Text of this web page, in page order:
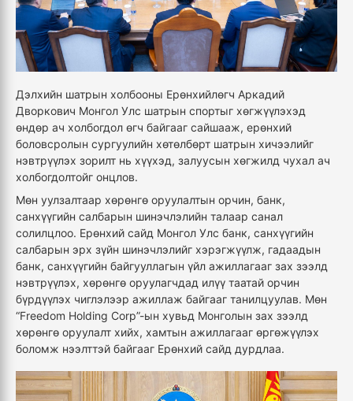
Дэлхийн шатрын холбооны Ерөнхийлөгч Аркадий
Дворкович Монгол Улс шатрын спортыг хөгжүүлэхэд
өндөр ач холбогдол өгч байгааг сайшааж, ерөнхий
боловсролын сургуулийн хөтөлбөрт шатрын хичээлийг
нэвтрүүлэх зорилт нь хүүхэд, залуусын хөгжилд чухал ач
холбогдолтойг онцлов.
Мөн уулзалтаар хөрөнгө оруулалтын орчин, банк,
санхүүгийн салбарын шинэчлэлийн талаар санал
солилцлоо. Ерөнхий сайд Монгол Улс банк, санхүүгийн
салбарын эрх зүйн шинэчлэлийг хэрэгжүүлж, гадаадын
банк, санхүүгийн байгууллагын үйл ажиллагааг зах зээлд
нэвтрүүлэх, хөрөнгө оруулагчдад илүү таатай орчин
бүрдүүлэх чиглэлээр ажиллаж байгааг танилцуулав. Мөн
“Freedom Holding Corp”-ын хувьд Монголын зах зээлд
хөрөнгө оруулалт хийх, хамтын ажиллагааг өргөжүүлэх
боломж нээлттэй байгааг Ерөнхий сайд дурдлаа.